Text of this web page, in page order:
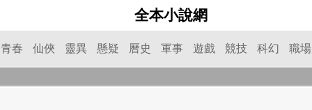
全本小說網
青春 仙俠 靈異 懸疑 曆史 軍事 遊戲 競技 科幻 職場